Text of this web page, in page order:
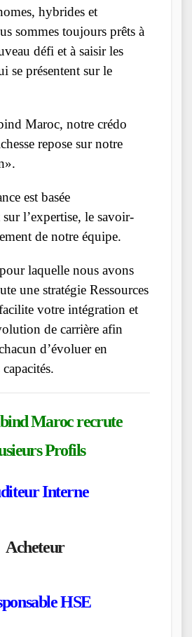
hybrides et
sommes toujours prêts à
défi et à saisir les
se présentent sur le
Maroc, notre crédo
repose sur notre
est basée
l’expertise, le savoir-
de notre équipe.
laquelle nous avons
une stratégie Ressources
votre intégration et
de carrière afin
d’évoluer en
Marocrecrute
Profils
Interne
Acheteur
HSE